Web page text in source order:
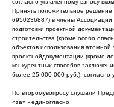
согласно уплаченному взносу
Принять положительное
6950236887) в члены Ассоциации
подготовки проектной
строительства (кроме особо
объектов использования атомной
проектнойдокументации (кроме
конкурентных способов
более 25 000 000 руб.), согласно
По второмувопросу слушали
«за» - единогласно